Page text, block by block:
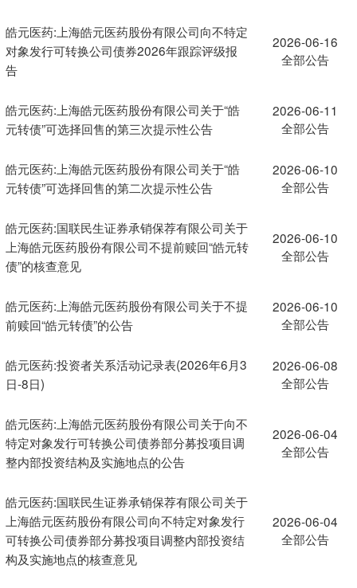
皓元医药:上海皓元医药股份有限公司向不特定
对象发行可转换公司债券2026年跟踪评级报
告
2026-06-16
全部公告
皓元医药:上海皓元医药股份有限公司关于“皓
元转债”可选择回售的第三次提示性公告
2026-06-11
全部公告
皓元医药:上海皓元医药股份有限公司关于“皓
元转债”可选择回售的第二次提示性公告
2026-06-10
全部公告
皓元医药:国联民生证券承销保荐有限公司关于
上海皓元医药股份有限公司不提前赎回“皓元转
债”的核查意见
2026-06-10
全部公告
皓元医药:上海皓元医药股份有限公司关于不提
前赎回“皓元转债”的公告
2026-06-10
全部公告
皓元医药:投资者关系活动记录表(2026年6月3
日-8日)
2026-06-08
全部公告
皓元医药:上海皓元医药股份有限公司关于向不
特定对象发行可转换公司债券部分募投项目调
整内部投资结构及实施地点的公告
2026-06-04
全部公告
皓元医药:国联民生证券承销保荐有限公司关于
上海皓元医药股份有限公司向不特定对象发行
可转换公司债券部分募投项目调整内部投资结
构及实施地点的核查意见
2026-06-04
全部公告